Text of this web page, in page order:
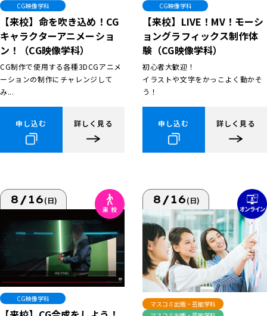
CG映像学科
【来校】命を吹き込め！CG
キャラクターアニメーショ
ン！（CG映像学科）
CG制作で使用する各種3DCGアニメ
ーションの制作にチャレンジして
み...
申し込む 詳しく見る
CG映像学科
【来校】LIVE！MV！モーシ
ョングラフィックス制作体
験（CG映像学科）
初心者大歓迎！
イラストや文字をかっこよく動かそ
う！
申し込む 詳しく見る
8/16(日)
CG映像学科
8/16(日)
マスコミ出版・芸能学科